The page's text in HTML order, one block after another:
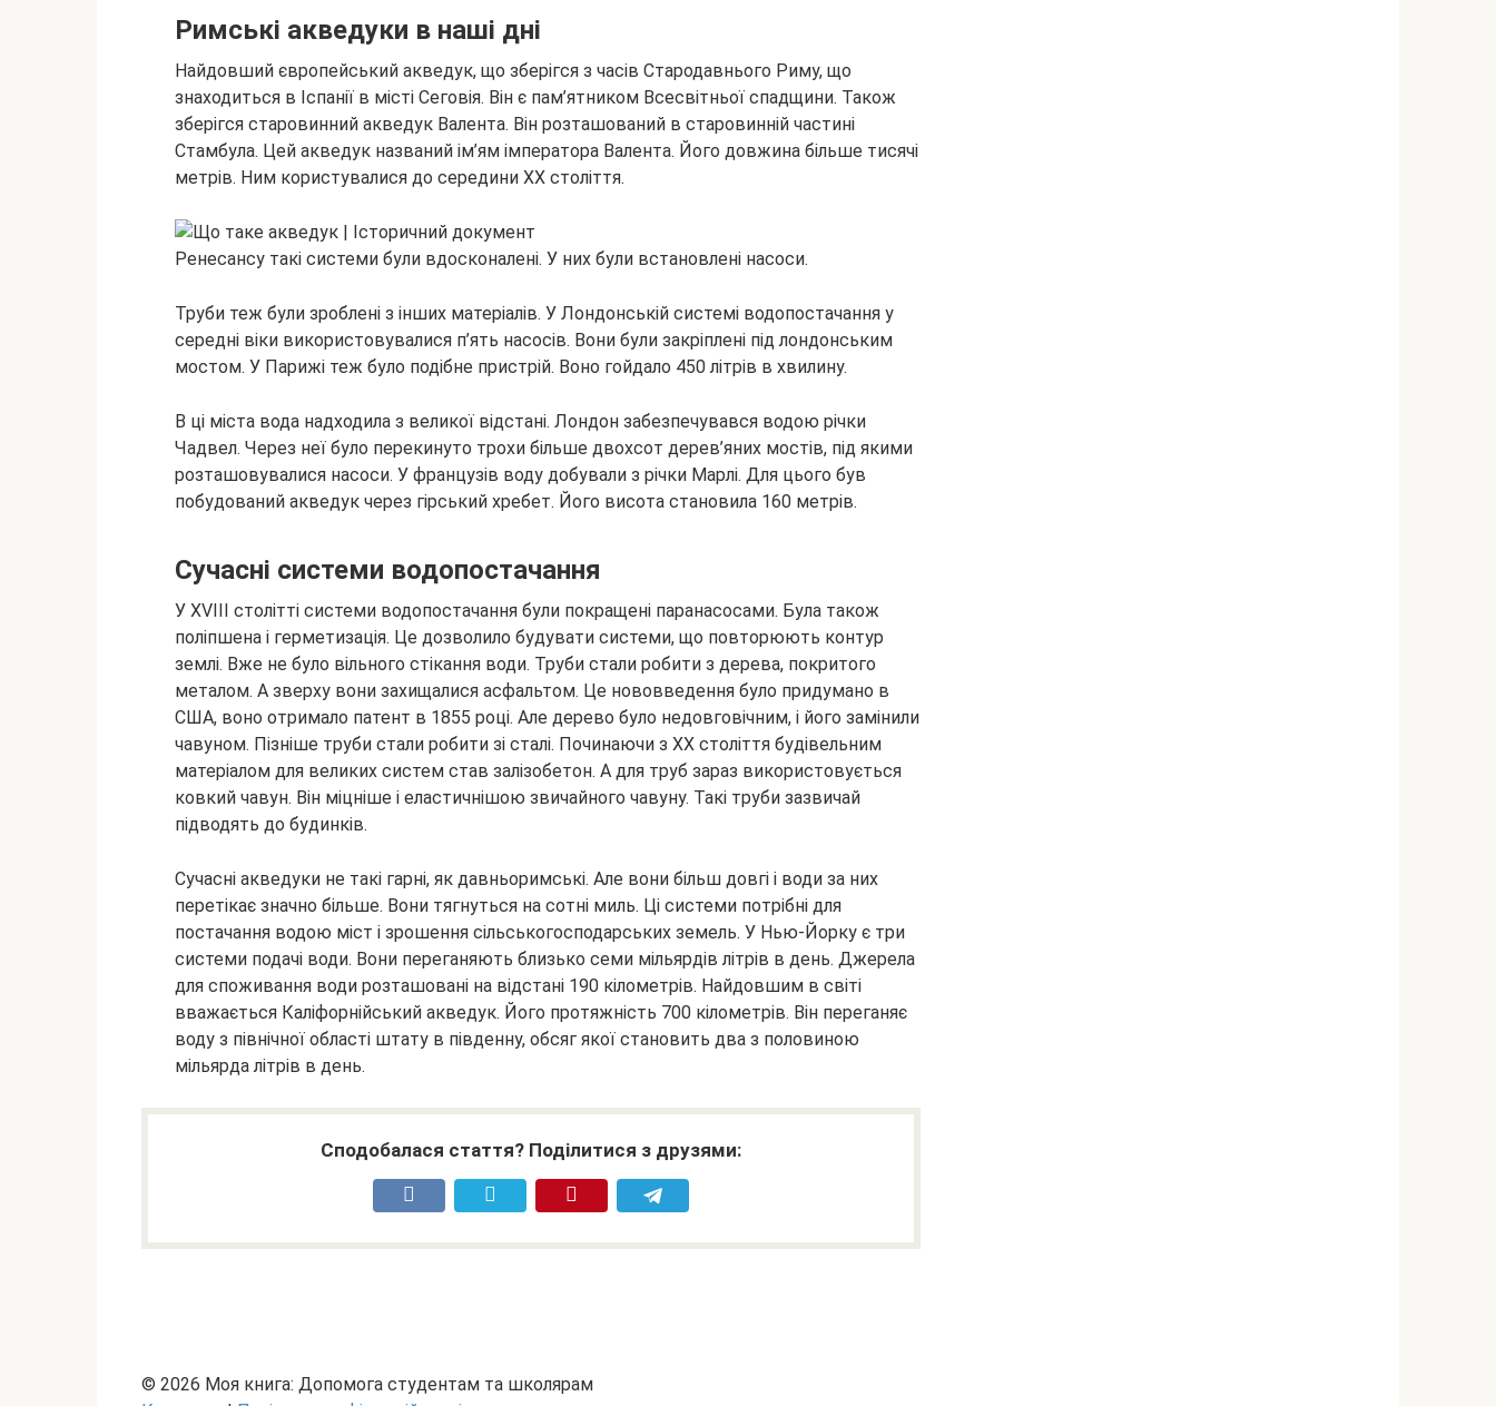
Римські акведуки в наші дні
Найдовший європейський акведук, що зберігся з часів Стародавнього Риму, що
знаходиться в Іспанії в місті Сеговія. Він є пам’ятником Всесвітньої спадщини. Також
зберігся старовинний акведук Валента. Він розташований в старовинній частині
Стамбула. Цей акведук названий ім’ям імператора Валента. Його довжина більше тисячі
метрів. Ним користувалися до середини XX століття.
Ренесансу такі системи були вдосконалені. У них були встановлені насоси.
Труби теж були зроблені з інших матеріалів. У Лондонській системі водопостачання у
середні віки використовувалися п’ять насосів. Вони були закріплені під лондонським
мостом. У Парижі теж було подібне пристрій. Воно гойдало 450 літрів в хвилину.
В ці міста вода надходила з великої відстані. Лондон забезпечувався водою річки
Чадвел. Через неї було перекинуто трохи більше двохсот дерев’яних мостів, під якими
розташовувалися насоси. У французів воду добували з річки Марлі. Для цього був
побудований акведук через гірський хребет. Його висота становила 160 метрів.
Сучасні системи водопостачання
У XVIII столітті системи водопостачання були покращені паранасосами. Була також
поліпшена і герметизація. Це дозволило будувати системи, що повторюють контур
землі. Вже не було вільного стікання води. Труби стали робити з дерева, покритого
металом. А зверху вони захищалися асфальтом. Це нововведення було придумано в
США, воно отримало патент в 1855 році. Але дерево було недовговічним, і його замінили
чавуном. Пізніше труби стали робити зі сталі. Починаючи з XX століття будівельним
матеріалом для великих систем став залізобетон. А для труб зараз використовується
ковкий чавун. Він міцніше і еластичнішою звичайного чавуну. Такі труби зазвичай
підводять до будинків.
Сучасні акведуки не такі гарні, як давньоримські. Але вони більш довгі і води за них
перетікає значно більше. Вони тягнуться на сотні миль. Ці системи потрібні для
постачання водою міст і зрошення сільськогосподарських земель. У Нью-Йорку є три
системи подачі води. Вони переганяють близько семи мільярдів літрів в день. Джерела
для споживання води розташовані на відстані 190 кілометрів. Найдовшим в світі
вважається Каліфорнійський акведук. Його протяжність 700 кілометрів. Він переганяє
воду з північної області штату в південну, обсяг якої становить два з половиною
мільярда літрів в день.
Сподобалася стаття? Поділитися з друзями:
© 2026 Моя книга: Допомога студентам та школярам